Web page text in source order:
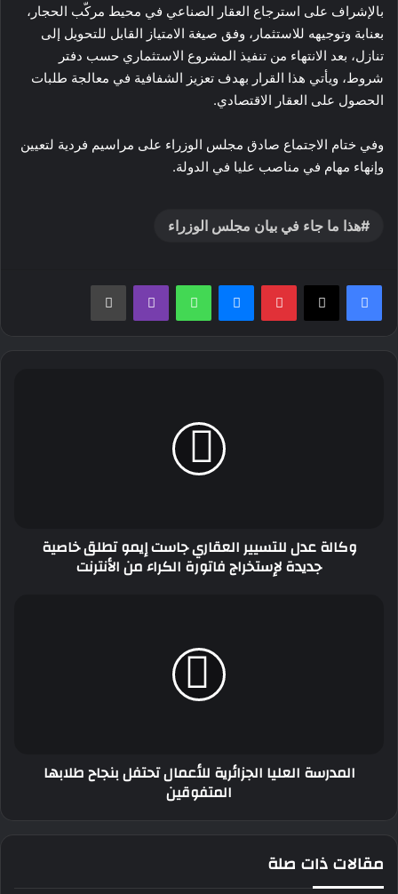
بالإشراف على استرجاع العقار الصناعي في محيط مركّب الحجار،
بعنابة وتوجيهه للاستثمار، وفق صيغة الامتياز القابل للتحويل إلى
تنازل، بعد الانتهاء من تنفيذ المشروع الاستثماري حسب دفتر
شروط، ويأتي هذا القرار بهدف تعزيز الشفافية في معالجة طلبات
الحصول على العقار الاقتصادي.
وفي ختام الاجتماع صادق مجلس الوزراء على مراسيم فردية لتعيين
وإنهاء مهام في مناصب عليا في الدولة.
هذا ما جاء في بيان مجلس الوزراء
بينتيريستماسنجر واتساب ڤايبر طباعة
لإستخراجوكالة عدل للتسيير العقاري جاست إيمو تطلق خاصية
جديدة لإستخراج فاتورة الكراء من الأنترنت
المدرسة العليا الجزائرية للأعمال تحتفل بنجاح طلابها
المتفوقين
مقالات ذات صلة